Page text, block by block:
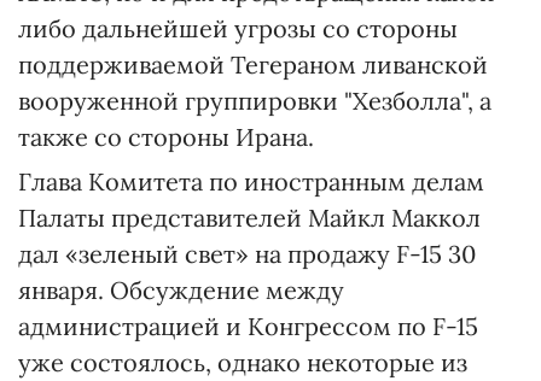
либо дальнейшей угрозы со стороны
поддерживаемой Тегераном ливанской
вооруженной группировки "Хезболла", а
также со стороны Ирана.
Глава Комитета по иностранным делам
Палаты представителей Майкл Маккол
дал «зеленый свет» на продажу F-15 30
января. Обсуждение между
администрацией и Конгрессом по F-15
уже состоялось, однако некоторые из